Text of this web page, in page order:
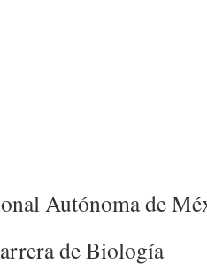
Autónoma de
de Biología